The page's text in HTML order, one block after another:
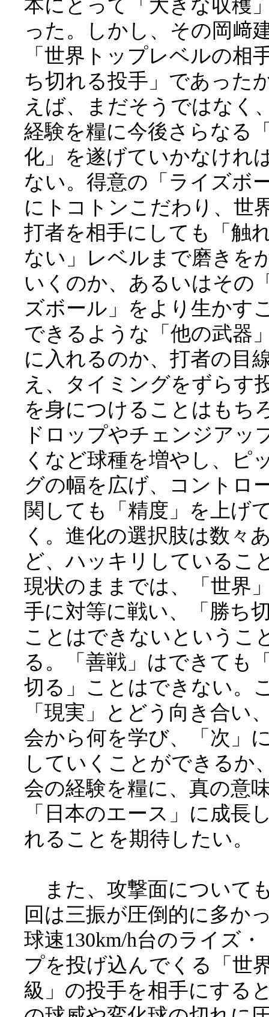
本にとって「大きな収穫
った。しかし、その岡﨑
「世界トップレベルの相
ち切れる投手」であった
えば、まだそうではなく
経験を糧に今後さらなる
化」を遂げていかなけれ
ない。得意の「ライズボ
にトコトンこだわり、世
打者を相手にしても「触
ない」レベルまで磨きを
いくのか、あるいはその
ズボール」をより生かす
できるような「他の武器
に入れるのか、打者の目
え、タイミングをずらす
を身につけることはもち
ドロップやチェンジアッ
くなど球種を増やし、ピ
グの幅を広げ、コントロ
関しても「精度」を上げ
く。進化の選択肢は数々
ど、ハッキリしているこ
現状のままでは、「世界
手に対等に戦い、「勝ち
ことはできないというこ
る。「善戦」はできても
切る」ことはできない。
「現実」とどう向き合い
会から何を学び、「次」
していくことができるか
会の経験を糧に、真の意
「日本のエース」に成長
れることを期待したい。
また、攻撃面について
回は三振が圧倒的に多か
球速130km/h台のライズ
プを投げ込んでくる「世
級」の投手を相手にする